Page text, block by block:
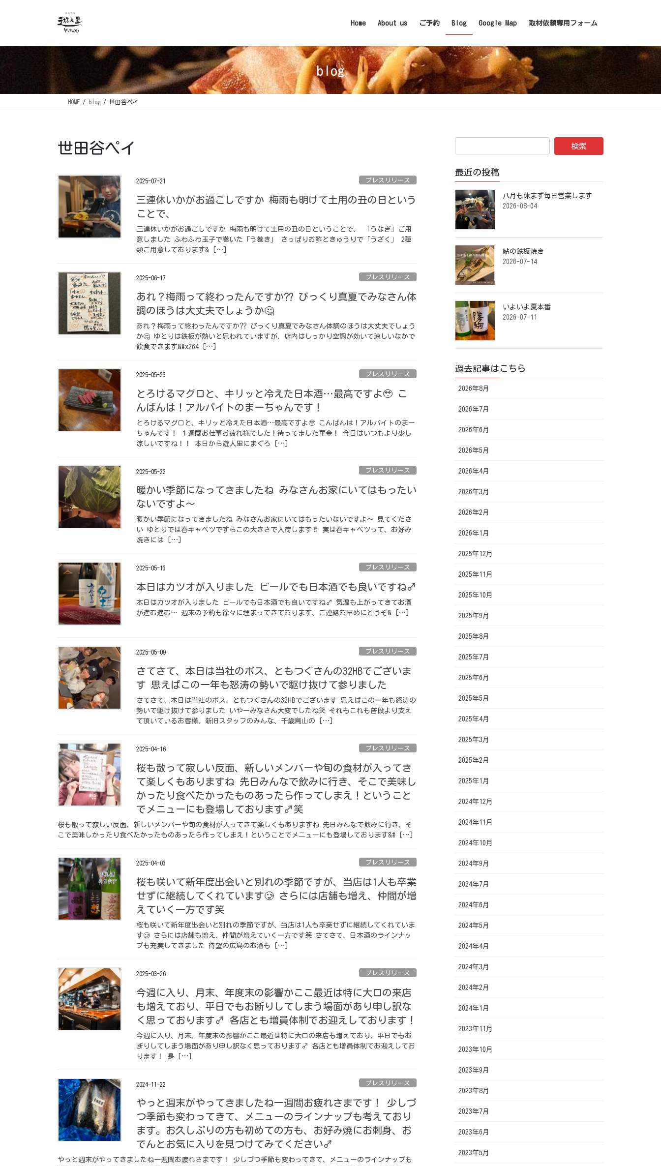
Home About us ご予約 Blog Google Map 取材依頼専用フォーム
blog
HOME blog 世田谷ペイ
世田谷ペイ
2025-07-21 プレスリリース
三連休いかがお過ごしですか 梅雨も明けて土用の丑の日という
ことで、
三連休いかがお過ごしですか 梅雨も明けて土用の丑の日ということで、 「うなぎ」ご用
意しました️ ふわふわ玉子で巻いた「う巻き」 さっぱりお酢ときゅうりで「うざく」 2種
類ご用意しております‍& […]
2025-06-17 プレスリリース
あれ？梅雨って終わったんですか⁇ びっくり真夏でみなさん体
調のほうは大丈夫でしょうか🤔
あれ？梅雨って終わったんですか⁇ びっくり真夏でみなさん体調のほうは大丈夫でしょう
か🤔 ゆとりは鉄板が熱いと思われていますが、店内はしっかり空調が効いて涼しいなかで
飲食できます‍&#x264 […]
2025-05-23 プレスリリース
とろけるマグロと、キリッと冷えた日本酒…最高ですよ🥹 こ
んばんは！アルバイトのまーちゃんです！
とろけるマグロと、キリッと冷えた日本酒…最高ですよ🥹 こんばんは！アルバイトのまー
ちゃんです！ １週間お仕事お疲れ様でした！待ってました華金！ 今日はいつもより少し
涼しいですね！！ 本日から遊人里にまぐろ […]
2025-05-22 プレスリリース
暖かい季節になってきましたね️ みなさんお家にいてはもったい
ないですよ〜
暖かい季節になってきましたね️ みなさんお家にいてはもったいないですよ〜 見てくださ
い️ ゆとりでは春キャベツですらこの大きさで入荷します🥬 実は春キャベツって、お好み
焼きには […]
2025-05-13 プレスリリース
本日はカツオが入りました ビールでも日本酒でも良いですね‍♂️
本日はカツオが入りました ビールでも日本酒でも良いですね‍♂️ 気温も上がってきてお酒
が進む進む〜 週末の予約も徐々に埋まってきております、ご連絡お早めにどうぞ‍& […]
2025-05-09 プレスリリース
さてさて、本日は当社のボス、ともつぐさんの32HBでございま
す 思えばこの一年も怒涛の勢いで駆け抜けて参りました
さてさて、本日は当社のボス、ともつぐさんの32HBでございます 思えばこの一年も怒涛の
勢いで駆け抜けて参りました いやーみなさん大変でしたね笑 それもこれも普段より支え
て頂いているお客様、新旧スタッフのみんな、千歳烏山の […]
2025-04-16 プレスリリース
桜も散って寂しい反面、新しいメンバーや旬の食材が入ってき
て楽しくもありますね 先日みんなで飲みに行き、そこで美味し
かったり食べたかったものあったら作ってしまえ！ということ
でメニューにも登場しております‍♂️笑
桜も散って寂しい反面、新しいメンバーや旬の食材が入ってきて楽しくもありますね 先日みんなで飲みに行き、そ
こで美味しかったり食べたかったものあったら作ってしまえ！ということでメニューにも登場しております‍&# […]
2025-04-03 プレスリリース
桜も咲いて新年度出会いと別れの季節ですが、当店は1人も卒業
せずに継続してくれています🥲 さらには店舗も増え、仲間が増
えていく一方です笑
桜も咲いて新年度出会いと別れの季節ですが、当店は1人も卒業せずに継続してくれていま
す🥲 さらには店舗も増え、仲間が増えていく一方です笑 さてさて、日本酒のラインナッ
プも充実してきました 待望の広島のお酒も […]
2025-03-26 プレスリリース
今週に入り、月末、年度末の影響かここ最近は特に大口の来店
も増えており、平日でもお断りしてしまう場面があり申し訳な
く思っております‍♂️ 各店とも増員体制でお迎えしております！
今週に入り、月末、年度末の影響かここ最近は特に大口の来店も増えており、平日でもお
断りしてしまう場面があり申し訳なく思っております‍♂️ 各店とも増員体制でお迎えしてお
ります！ 是 […]
2024-11-22 プレスリリース
やっと週末がやってきましたね️一週間お疲れさまです！ 少しづ
つ季節も変わってきて、メニューのラインナップも考えており
ます。お久しぶりの方も初めての方も、お好み焼にお刺身、お
でんとお気に入りを見つけてみてください‍♂️
やっと週末がやってきましたね️一週間お疲れさまです！ 少しづつ季節も変わってきて、メニューのラインナップも
最近の投稿
八月も休まず毎日営業します️ ⁡
2026-08-04
鮎の鉄板焼き ⁡
2026-07-14
いよいよ夏本番️ ⁡
2026-07-11
過去記事はこちら
2026年8月
2026年7月
2026年6月
2026年5月
2026年4月
2026年3月
2026年2月
2026年1月
2025年12月
2025年11月
2025年10月
2025年9月
2025年8月
2025年7月
2025年6月
2025年5月
2025年4月
2025年3月
2025年2月
2025年1月
2024年12月
2024年11月
2024年10月
2024年9月
2024年7月
2024年6月
2024年5月
2024年4月
2024年3月
2024年2月
2024年1月
2023年11月
2023年10月
2023年9月
2023年8月
2023年7月
2023年6月
2023年5月